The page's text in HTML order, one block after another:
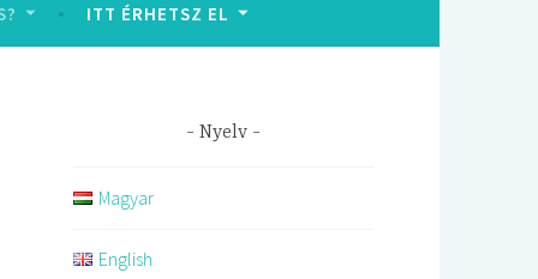
ITT ÉRHETSZ EL
Nyelv
Magyar
English